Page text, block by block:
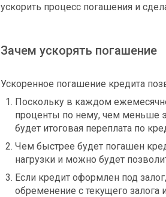
ускорить процесс погашения и
Зачем ускорять погашение
Ускоренное погашение кредита
Поскольку в каждом
проценты по нему, чем меньше
будет итоговая переплата по
Чем быстрее будет погашен
нагрузки и можно будет
Если кредит оформлен под
обременение с текущего залога